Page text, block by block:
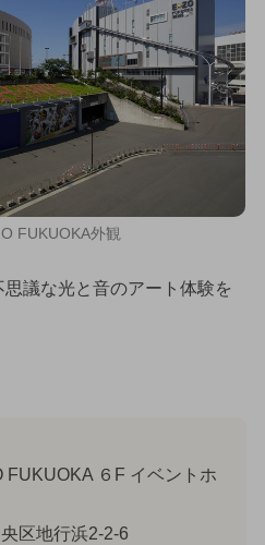
FUKUOKA外観
議な光と音のアート体験を
FUKUOKA ６F イベントホ
区地行浜2-2-6